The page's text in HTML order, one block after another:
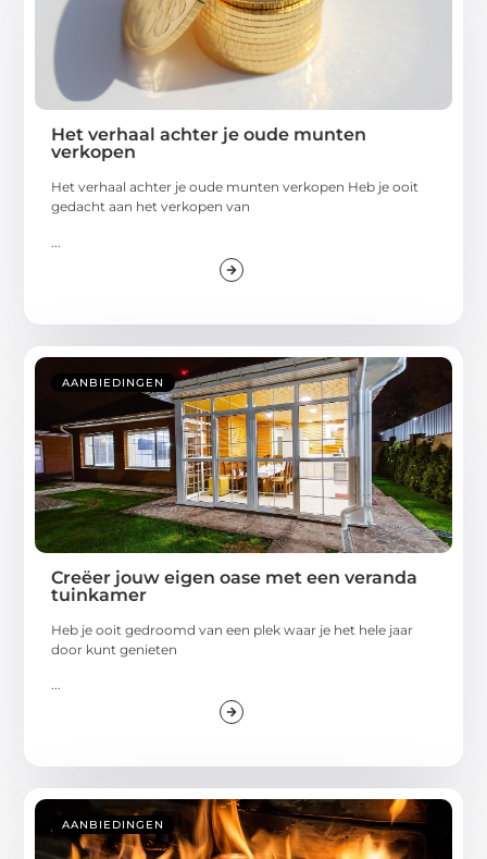
Het verhaal achter je oude munten
verkopen
Het verhaal achter je oude munten verkopen Heb je ooit
gedacht aan het verkopen van
AANBIEDINGEN
Creëer jouw eigen oase met een veranda
tuinkamer
Heb je ooit gedroomd van een plek waar je het hele jaar
door kunt genieten
...
AANBIEDINGEN